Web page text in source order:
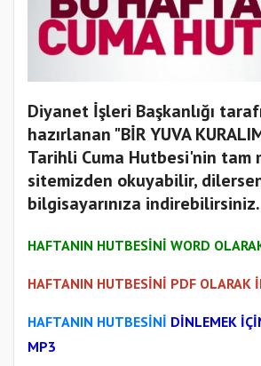
Diyanet İşleri Başkanlığı
hazırlanan "BİR YUVA
Tarihli Cuma Hutbesi'nin tam
sitemizden okuyabilir,
bilgisayarınıza
HAFTANIN HUTBESİNİ WORD
HAFTANIN HUTBESİNİ PDF OLARAK
HAFTANIN HUTBESİNİ DİNLEMEK
MP3